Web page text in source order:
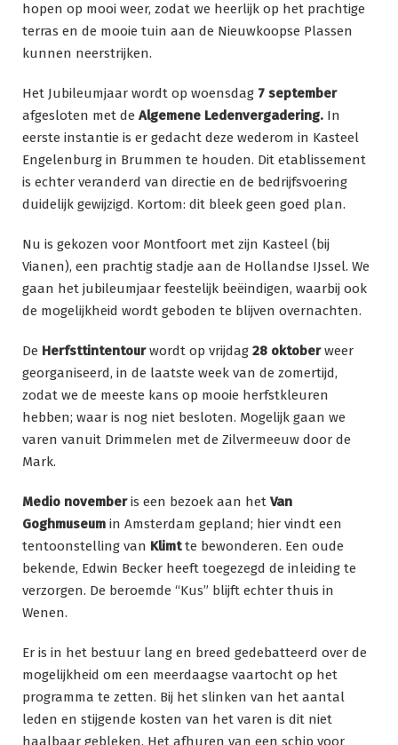
hopen op mooi weer, zodat we heerlijk op het prachtige
terras en de mooie tuin aan de Nieuwkoopse Plassen
kunnen neerstrijken.
Het Jubileumjaar wordt op woensdag 7 september
afgesloten met de Algemene Ledenvergadering. In
eerste instantie is er gedacht deze wederom in Kasteel
Engelenburg in Brummen te houden. Dit etablissement
is echter veranderd van directie en de bedrijfsvoering
duidelijk gewijzigd. Kortom: dit bleek geen goed plan.
Nu is gekozen voor Montfoort met zijn Kasteel (bij
Vianen), een prachtig stadje aan de Hollandse IJssel. We
gaan het jubileumjaar feestelijk beëindigen, waarbij ook
de mogelijkheid wordt geboden te blijven overnachten.
De Herfsttintentourwordt op vrijdag 28 oktoberweer
georganiseerd, in de laatste week van de zomertijd,
zodat we de meeste kans op mooie herfstkleuren
hebben; waar is nog niet besloten. Mogelijk gaan we
varen vanuit Drimmelen met de Zilvermeeuw door de
Mark.
Medio novemberis een bezoek aan het Van
Goghmuseum in Amsterdam gepland; hier vindt een
tentoonstelling van Klimtte bewonderen. Een oude
bekende, Edwin Becker heeft toegezegd de inleiding te
verzorgen. De beroemde “Kus” blijft echter thuis in
Wenen.
Er is in het bestuur lang en breed gedebatteerd over de
mogelijkheid om een meerdaagse vaartocht op het
programma te zetten. Bij het slinken van het aantal
leden en stijgende kosten van het varen is dit niet
haalbaar gebleken. Het afhuren van een schip voor